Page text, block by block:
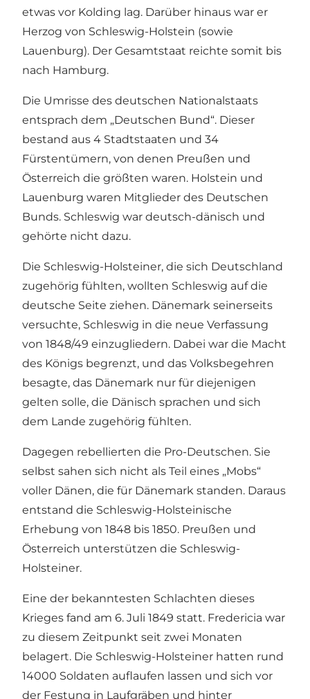
etwas vor Kolding lag. Darüber hinaus war er
Herzog von Schleswig-Holstein (sowie
Lauenburg). Der Gesamtstaat reichte somit bis
nach Hamburg.
Die Umrisse des deutschen Nationalstaats
entsprach dem „Deutschen Bund“. Dieser
bestand aus 4 Stadtstaaten und 34
Fürstentümern, von denen Preußen und
Österreich die größten waren. Holstein und
Lauenburg waren Mitglieder des Deutschen
Bunds. Schleswig war deutsch-dänisch und
gehörte nicht dazu.
Die Schleswig-Holsteiner, die sich Deutschland
zugehörig fühlten, wollten Schleswig auf die
deutsche Seite ziehen. Dänemark seinerseits
versuchte, Schleswig in die neue Verfassung
von 1848/49 einzugliedern. Dabei war die Macht
des Königs begrenzt, und das Volksbegehren
besagte, das Dänemark nur für diejenigen
gelten solle, die Dänisch sprachen und sich
dem Lande zugehörig fühlten.
Dagegen rebellierten die Pro-Deutschen. Sie
selbst sahen sich nicht als Teil eines „Mobs“
voller Dänen, die für Dänemark standen. Daraus
entstand die Schleswig-Holsteinische
Erhebung von 1848 bis 1850. Preußen und
Österreich unterstützen die Schleswig-
Holsteiner.
Eine der bekanntesten Schlachten dieses
Krieges fand am 6. Juli 1849 statt. Fredericia war
zu diesem Zeitpunkt seit zwei Monaten
belagert. Die Schleswig-Holsteiner hatten rund
14000 Soldaten auflaufen lassen und sich vor
der Festung in Laufgräben und hinter